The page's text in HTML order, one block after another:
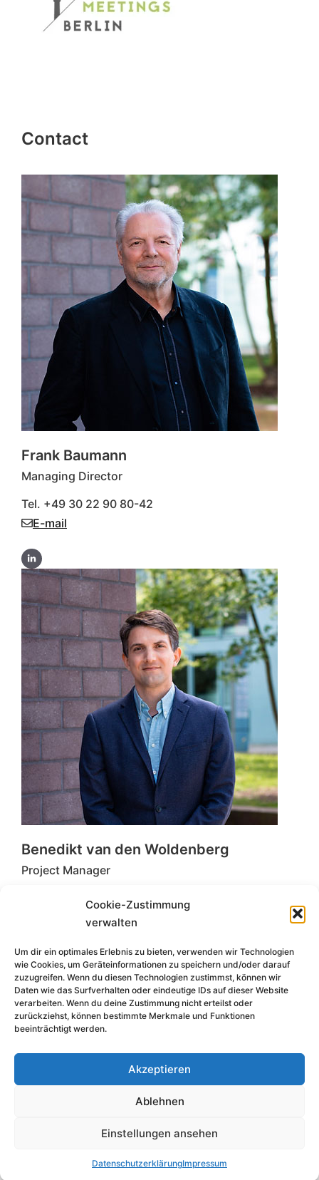
Cookie-Zustimmung
verwalten
Um dir ein optimales Erlebnis zu bieten, verwenden wir Technologien
wie Cookies, um Geräteinformationen zu speichern und/oder darauf
zuzugreifen. Wenn du diesen Technologien zustimmst, können wir
Daten wie das Surfverhalten oder eindeutige IDs auf dieser Website
verarbeiten. Wenn du deine Zustimmung nicht erteilst oder
zurückziehst, können bestimmte Merkmale und Funktionen
beeinträchtigt werden.
Akzeptieren
Ablehnen
Einstellungen ansehen
DatenschutzerklärungImpressum
Contact
Frank Baumann
Managing Director
Tel. +49 30 22 90 80-42
E-mail
Benedikt van den Woldenberg
Project Manager
Tel. +49 30 22 90 80-31
Imprint
Data privacy information